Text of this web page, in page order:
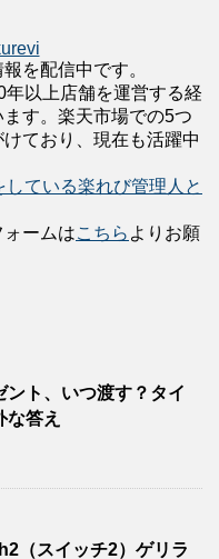
を配信中です。
以上店舗を運営する経
す。楽天市場での5つ
ており、現在も活躍中
している楽れび管理人と
ームはこちら よりお願
ント、いつ渡す？タイ
な答え
（スイッチ2）ゲリラ